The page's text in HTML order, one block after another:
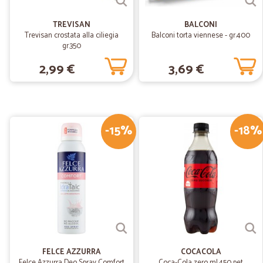
TREVISAN
Trevisan crostata alla ciliegia
gr.350
2,99 €
BALCONI
Balconi torta viennese - gr.400
3,69 €
-15%
FELCE AZZURRA
-18%
COCACOLA